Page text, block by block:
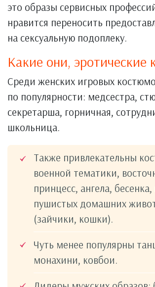
это образы сервисных
нравится переносить
на сексуальную подоплеку.
Какие они, эротические
Среди женских игровых
по популярности: медсестра,
секретарша, горничная,
школьница.
Также привлекательны
военной тематики,
принцесс, ангела,
пушистых домашних
(зайчики, кошки).
Чуть менее популярны
монахини, ковбои.